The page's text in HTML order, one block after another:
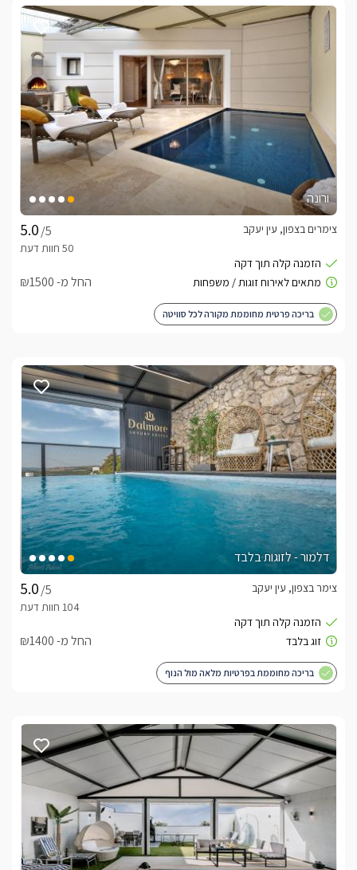
ורונה
/5
צימרים בצפון, עין יעקב
החל מ- ₪1500
בריכה פרטית מחוממת מקורה לכל סוויטה
דלמור - לזוגות בלבד
/5
צימר בצפון, עין יעקב
החל מ- ₪1400
בריכה מחוממת בפרטיות מלאה מול הנוף